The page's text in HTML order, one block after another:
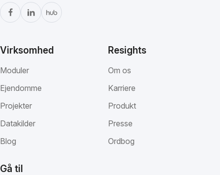
Virksomhed
Moduler
Ejendomme
Projekter
Datakilder
Blog
Resights
Om os
Karriere
Produkt
Presse
Ordbog
Gå til